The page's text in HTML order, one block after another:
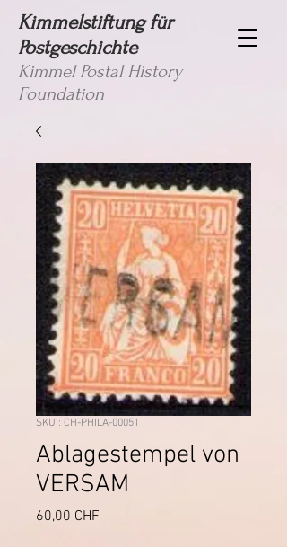
Kimmelstiftung für
Postgeschichte
Kimmel Postal History
Foundation
SKU : CH-PHILA-00051
Ablagestempel von
VERSAM
60,00 CHF